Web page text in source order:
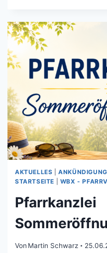
AKTUELLES |ANKÜNDIGUNG
STARTSEITE
WBX -
Pfarrkanzlei
Von Martin Schwarz